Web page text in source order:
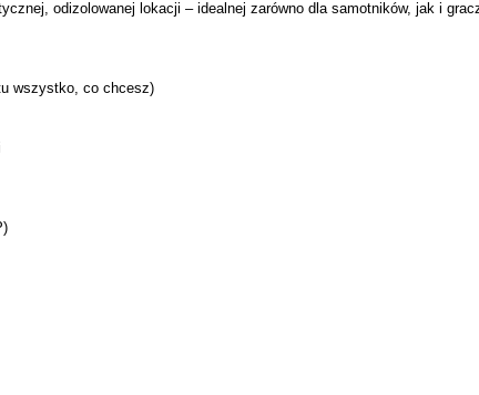
odizolowanej lokacji – idealnej zarówno dla samotników, jak i
wszystko, co chcesz)